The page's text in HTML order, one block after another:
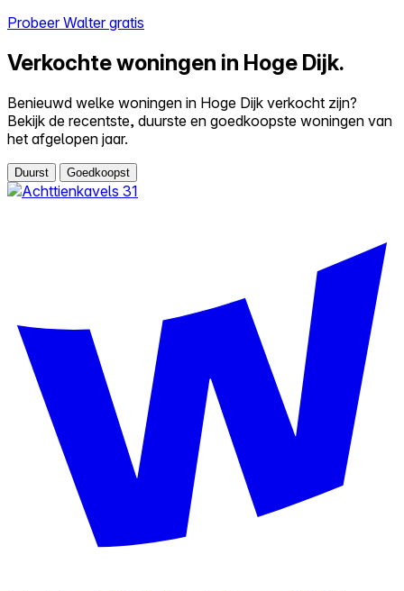
Probeer Walter gratis
Verkochte woningen in Hoge Dijk.
Benieuwd welke woningen in Hoge Dijk verkocht zijn?
Bekijk de recentste, duurste en goedkoopste woningen van
het afgelopen jaar.
Duurst Goedkoopst